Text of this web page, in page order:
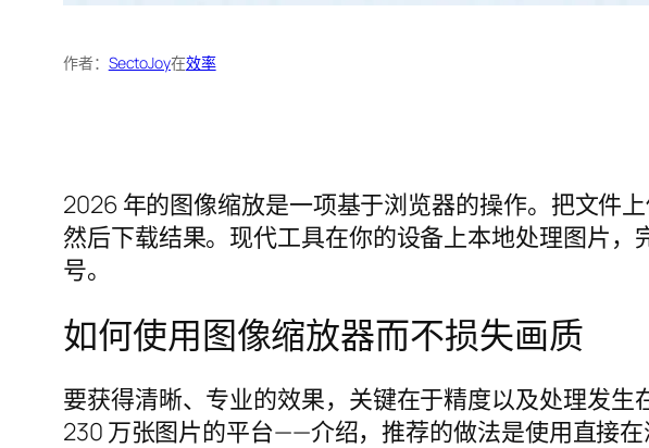
作者： SectoJoy在效率
2026 年的图像缩放是一项基于浏览器的操作。把文件
然后下载结果。现代工具在你的设备上本地处理图片，
号。
如何使用图像缩放器而不损失画质
要获得清晰、专业的效果，关键在于精度以及处理发生
230 万张图片的平台——介绍，推荐的做法是使用直接